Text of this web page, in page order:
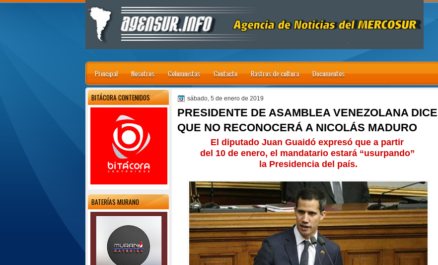
Principal Nosotros Columnistas Contacto Rastros de cultura Documentos
sábado, 5 de enero de 2019
PRESIDENTE DE ASAMBLEA VENEZOLANA DICE
QUE NO RECONOCERÁ A NICOLÁS MADURO
El diputado Juan Guaidó expresó que a partir
del 10 de enero, el mandatario estará “usurpando”
la Presidencia del país.
BITÁCORA CONTENIDOS
BATERÍAS MURANO